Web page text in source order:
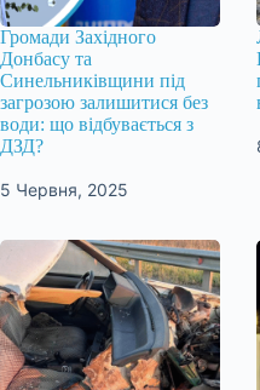
Громади Західного
Донбасу та
Синельниківщини під
загрозою залишитися без
води: що відбувається з
ДЗД?
5 Червня, 2025